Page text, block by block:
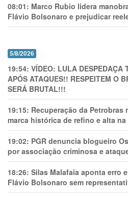
08:01: Marco Rubio lidera
Flávio Bolsonaro e prejudicar
5/8/2026
19:54: VÍDEO: LULA DESPEDAÇA
APÓS ATAQUES!! RESPEITEM O
SERÁ BRUTAL!!!
19:15: Recuperação da
marca histórica de refino e alta
19:02: PGR denuncia blogueiro
por associação criminosa e
18:26: Silas Malafaia aponta erro
Flávio Bolsonaro sem